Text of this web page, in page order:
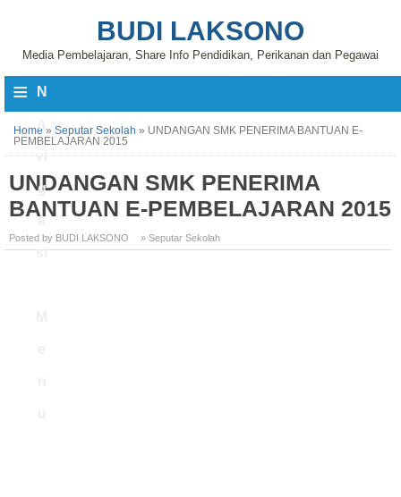
BUDI LAKSONO
Media Pembelajaran, Share Info Pendidikan, Perikanan dan Pegawai
≡ N
vi
g
a
si
Home » Seputar Sekolah » UNDANGAN SMK PENERIMA BANTUAN E-
PEMBELAJARAN 2015
UNDANGAN SMK PENERIMA
BANTUAN E-PEMBELAJARAN 2015
Posted by BUDI LAKSONO » Seputar Sekolah